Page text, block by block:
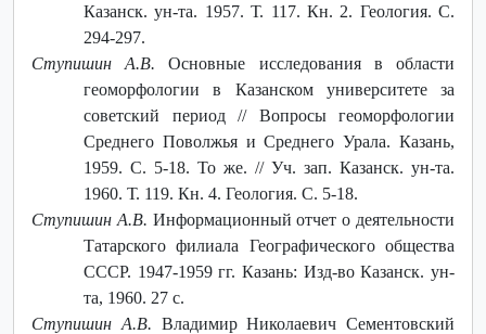
Казанск. ун-та. 1957. Т. 117. Кн. 2. Геология. С.
294-297.
Ступишин А.В. Основные исследования в области
геоморфологии в Казанском университете за
советский период // Вопросы геоморфологии
Среднего Поволжья и Среднего Урала. Казань,
1959. С. 5-18. То же. // Уч. зап. Казанск. ун-та.
1960. Т. 119. Кн. 4. Геология. С. 5-18.
Ступишин А.В. Информационный отчет о деятельности
Татарского филиала Географического общества
СССР. 1947-1959 гг. Казань: Изд-во Казанск. ун-
та, 1960. 27 с.
Ступишин А.В. Владимир Николаевич Сементовский